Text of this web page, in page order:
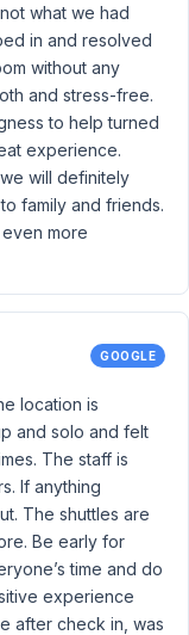
what we had
in and resolved
without any
and stress-free.
to help turned
experience.
will definitely
family and friends.
more
GOOGLE
location is
and solo and felt
The staff is
If anything
The shuttles are
Be early for
time and do
experience
after check in, was